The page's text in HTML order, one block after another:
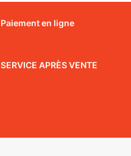
Paiement en ligne
SERVICE APRÈS VENTE